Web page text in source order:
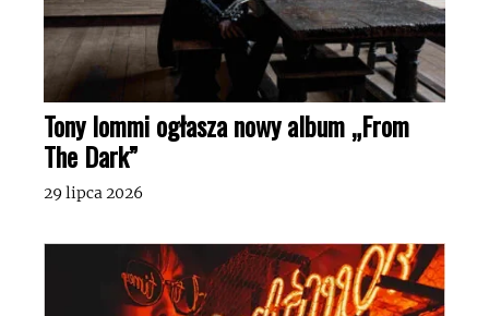
Tony Iommi ogłasza nowy album „From
The Dark”
29 lipca 2026